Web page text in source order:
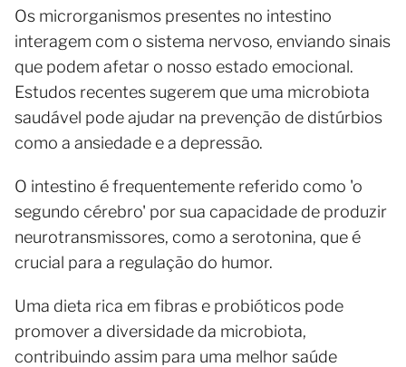
Os microrganismos presentes no intestino
interagem com o sistema nervoso, enviando sinais
que podem afetar o nosso estado emocional.
Estudos recentes sugerem que uma microbiota
saudável pode ajudar na prevenção de distúrbios
como a ansiedade e a depressão.
O intestino é frequentemente referido como 'o
segundo cérebro' por sua capacidade de produzir
neurotransmissores, como a serotonina, que é
crucial para a regulação do humor.
Uma dieta rica em fibras e probióticos pode
promover a diversidade da microbiota,
contribuindo assim para uma melhor saúde